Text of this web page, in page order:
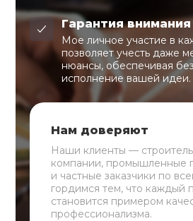
Гарантия
Мое личное участие в
позволяет учесть даже
нюансы, обеспечивая
исполнение вашей идеи.
Нам доверяют
Наши клиенты —
компании, промышленные
и частные заказчики по
гордимся тем, что каждый
становится примером
профессионализма.